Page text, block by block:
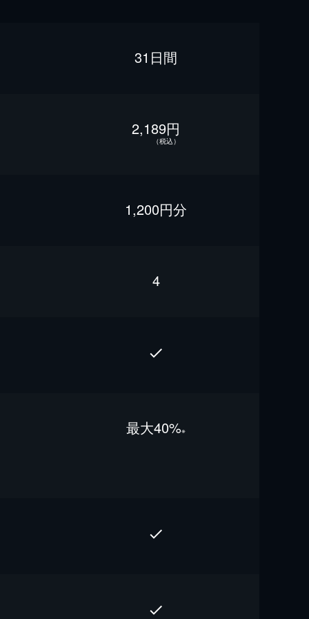
31日間
2,189円
（税込）
1,200円分
4
最⼤40%※